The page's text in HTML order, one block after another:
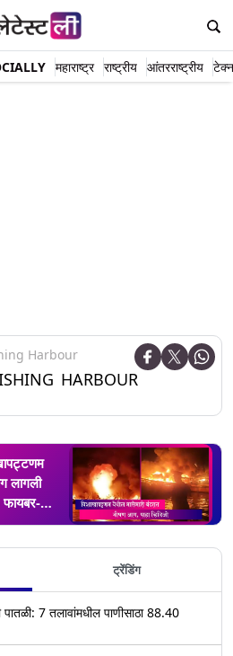
महाराष्ट्र राष्ट्रीय आंतरराष्ट्रीय
Harbour
HARBOUR
लागली
फायबर-
व्हिडीओ
ट्रेंडिंग
7 तलावांमधील पाणीसाठा 88.40